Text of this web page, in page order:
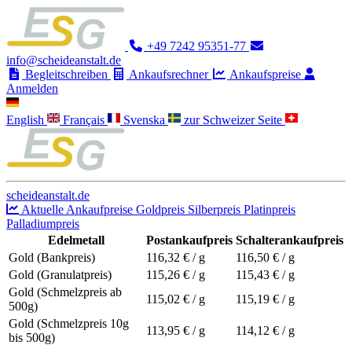
+49 7242 95351-77
info@scheideanstalt.de
Begleitschreiben
Ankaufsrechner
Ankaufspreise
Anmelden
English Français Svenska zur Schweizer Seite
scheideanstalt.de
Aktuelle Ankaufpreise Goldpreis Silberpreis Platinpreis
Palladiumpreis
Edelmetall
Postankaufpreis Schalterankaufpreis
Gold (Bankpreis)
116,32 € / g 116,50 € / g
Gold (Granulatpreis)
115,26 € / g 115,43 € / g
Gold (Schmelzpreis ab
500g)
115,02 € / g 115,19 € / g
Gold (Schmelzpreis 10g
bis 500g)
113,95 € / g 114,12 € / g